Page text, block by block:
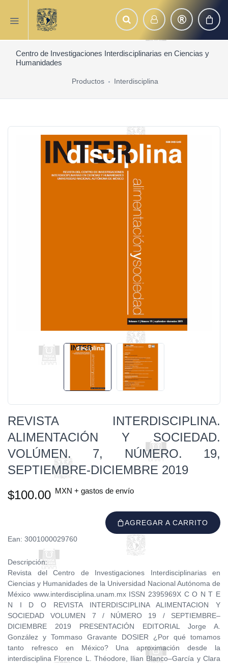
Centro de Investigaciones Interdisciplinarias en Ciencias y
Humanidades
Productos Interdisciplina
REVISTA INTERDISCIPLINA.
ALIMENTACIÓN Y SOCIEDAD.
VOLÚMEN. 7, NÚMERO. 19,
SEPTIEMBRE-DICIEMBRE 2019
$100.00 MXN + gastos de envío
AGREGAR A CARRITO
Ean: 3001000029760
Descripción:
Revista del Centro de Investigaciones Interdisciplinarias en
Ciencias y Humanidades de la Universidad Nacional Autónoma de
México www.interdisciplina.unam.mx ISSN 2395969X C O N T E
N I D O REVISTA INTERDISCIPLINA ALIMENTACION Y
SOCIEDAD VOLUMEN 7 / NÚMERO 19 / SEPTIEMBRE–
DICIEMBRE 2019 PRESENTACIÓN EDITORIAL Jorge A.
González y Tommaso Gravante DOSIER ¿Por qué tomamos
tanto refresco en México? Una aproximación desde la
interdisciplina Florence L. Théodore, Ilian Blanco–García y Clara